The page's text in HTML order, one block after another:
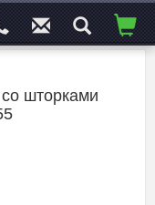
шторками